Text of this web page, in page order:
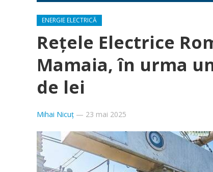
ENERGIE ELECTRICĂ
Rețele Electrice
Mamaia, în urma
de lei
Mihai Nicuț — 23 mai 2025